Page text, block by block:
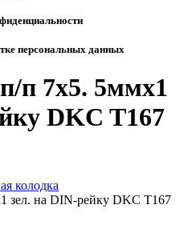
персональных данных
п 7х5. 5ммх1
DKC T167
колодка